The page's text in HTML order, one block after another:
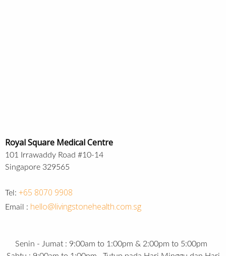
Royal Square Medical Centre
101 Irrawaddy Road #10-14
Singapore 329565
Tel: +65 8070 9908
Email : hello@livingstonehealth.com.sg
Senin - Jumat : 9:00am to 1:00pm & 2:00pm to 5:00pm